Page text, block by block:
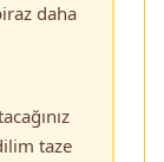
daha
taze